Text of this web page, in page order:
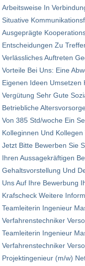
Arbeits­weise In
Situative
Ausgeprägte
Entscheidungen Zu
Verlässliches Auftreten
Vorteile Bei Uns: Eine
Eigenen Ideen Umsetzen
Vergütung Sehr Gute
Betriebliche
Von 385 Std/woche Ein
Kolleginnen Und
Jetzt Bitte Bewerben Sie
Ihren Aus­sagekräftigen
Gehalts­vorstellung Und
Uns Auf Ihre Bewerbung
Krafscheck Weitere
Teamleiterin Ingenieur
Verfahrenstechniker
Teamleiterin Ingenieur
Verfahrenstechniker
Projektingenieur (m/w)